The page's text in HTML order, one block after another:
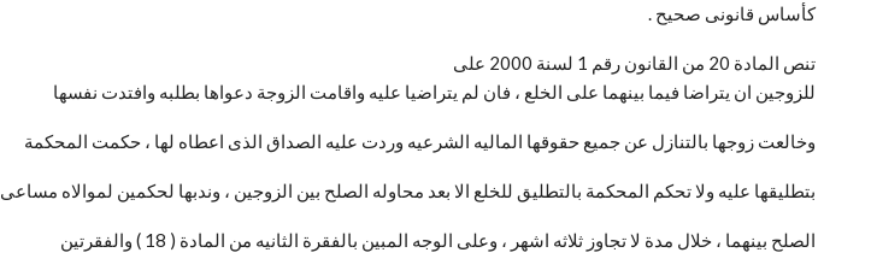
كأساس قانونى صحيح .
تنص المادة 20 من القانون رقم 1 لسنة 2000 على
للزوجين ان يتراضا فيما بينهما على الخلع ، فان لم يتراضيا عليه واقامت الزوجة دعواها بطلبه وافتدت نفسها
وخالعت زوجها بالتنازل عن جميع حقوقها الماليه الشرعيه وردت عليه الصداق الذى اعطاه لها ، حكمت المحكمة
بتطليقها عليه ولا تحكم المحكمة بالتطليق للخلع الا بعد محاوله الصلح بين الزوجين ، وندبها لحكمين لموالاه مساعى
الصلح بينهما ، خلال مدة لا تجاوز ثلاثه اشهر ، وعلى الوجه المبين بالفقرة الثانيه من المادة ( 18 ) والفقرتين